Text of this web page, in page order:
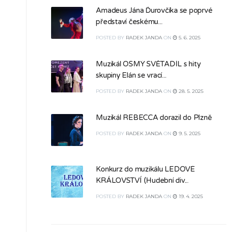
Amadeus Jána Ďurovčíka se poprvé
představí českému...
POSTED BY RADEK JANDA ON 5. 6. 2025
Muzikál OSMÝ SVĚTADÍL s hity
skupiny Elán se vrací...
POSTED BY RADEK JANDA ON 28. 5. 2025
Muzikál REBECCA dorazil do Plzně
POSTED BY RADEK JANDA ON 9. 5. 2025
Konkurz do muzikálu LEDOVÉ
KRÁLOVSTVÍ (Hudební div...
POSTED BY RADEK JANDA ON 19. 4. 2025